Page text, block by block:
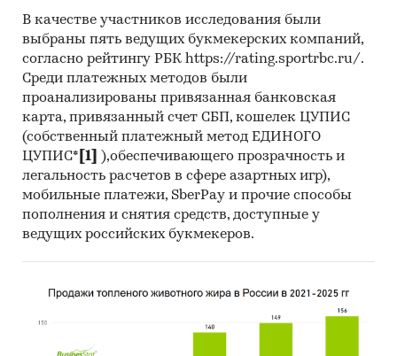
В качестве участников исследования были
выбраны пять ведущих букмекерских компаний,
согласно рейтингу РБК https://rating.sportrbc.ru/.
Среди платежных методов были
проанализированы привязанная банковская
карта, привязанный счет СБП, кошелек ЦУПИС
(собственный платежный метод ЕДИНОГО
ЦУПИС* [1]
),обеспечивающего прозрачность и
легальность расчетов в сфере азартных игр),
мобильные платежи, SberPay и прочие способы
пополнения и снятия средств, доступные у
ведущих российских букмекеров.